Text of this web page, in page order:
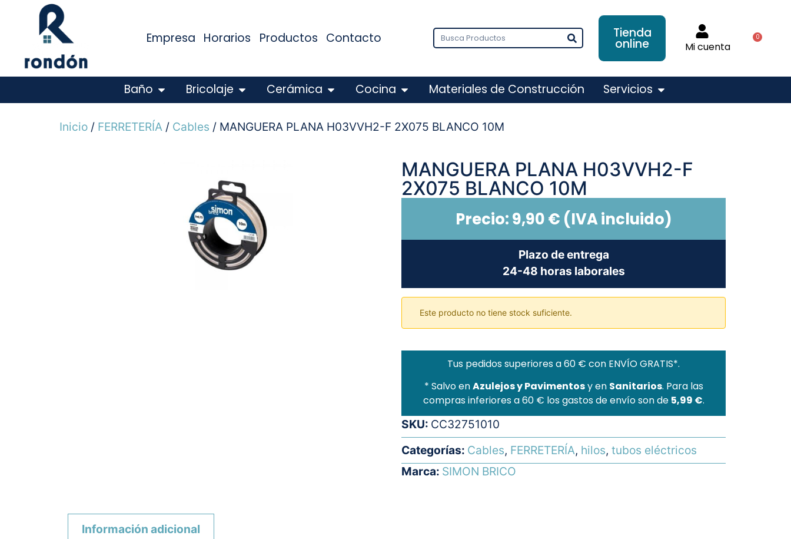
Empresa Horarios Productos Contacto Tienda
online Mi cuenta
0
Baño Bricolaje Cerámica Cocina Materiales de Construcción Servicios
Inicio/ FERRETERÍA/ Cables / MANGUERA PLANA H03VVH2-F 2X075 BLANCO 10M
MANGUERA PLANA H03VVH2-F
2X075 BLANCO 10M
Precio:9,90€ (IVA incluido)
Plazo de entrega
24-48 horas laborales
Este producto no tiene stock suficiente.
Tus pedidos superiores a 60 € con ENVÍO GRATIS*.
* Salvo enAzulejos y Pavimentosy en Sanitarios. Para las
compras inferiores a 60 € los gastos de envío son de 5,99 €.
SKU: CC32751010
Categorías: Cables, FERRETERÍA, hilos, tubos eléctricos
Marca: SIMON BRICO
Información adicional